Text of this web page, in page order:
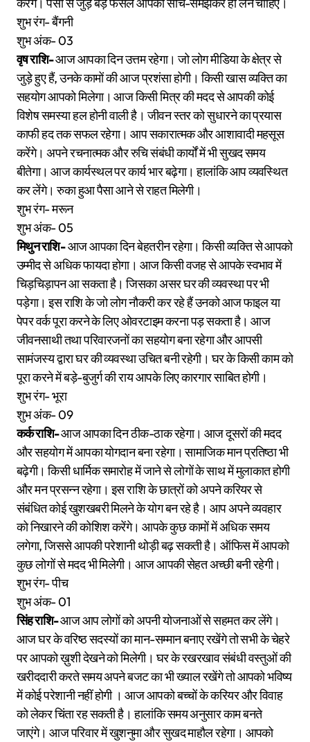
करेंगे। पैसों से जुड़े बड़े फैसले आपको सोच-समझकर ही लेने चाहिए।
शुभ रंग- बैंगनी
शुभ अंक- 03
वृष राशि-आज आपका दिन उत्तम रहेगा। जो लोग मीडिया के क्षेत्र से
जुड़े हुए हैं, उनके कामों की आज प्रशंसा होगी। किसी खास व्यक्ति का
सहयोग आपको मिलेगा। आज किसी मित्र की मदद से आपकी कोई
विशेष समस्या हल होनी वाली है। जीवन स्तर को सुधारने का प्रयास
काफी हद तक सफल रहेगा। आप सकारात्मक और आशावादी महसूस
करेंगे। अपने रचनात्मक और रुचि संबंधी कार्यों में भी सुखद समय
बीतेगा। आज कार्यस्थल पर कार्य भार बढ़ेगा। हालांकि आप व्यवस्थित
कर लेंगे। रुका हुआ पैसा आने से राहत मिलेगी।
शुभ रंग- मरून
शुभ अंक- 05
मिथुन राशि-आज आपका दिन बेहतरीन रहेगा। किसी व्यक्ति से आपको
उम्मीद से अधिक फायदा होगा। आज किसी वजह से आपके स्वभाव में
चिड़चिड़ापन आ सकता है। जिसका असर घर की व्यवस्था पर भी
पड़ेगा। इस राशि के जो लोग नौकरी कर रहे हैं उनको आज फाइल या
पेपर वर्क पूरा करने के लिए ओवरटाइम करना पड़ सकता है। आज
जीवनसाथी तथा परिवारजनों का सहयोग बना रहेगा और आपसी
सामंजस्य द्वारा घर की व्यवस्था उचित बनी रहेगी। घर के किसी काम को
पूरा करने में बड़े-बुजुर्ग की राय आपके लिए कारगार साबित होगी।
शुभ रंग- भूरा
शुभ अंक- 09
कर्क राशि-आज आपका दिन ठीक-ठाक रहेगा। आज दूसरों की मदद
और सहयोग में आपका योगदान बना रहेगा। सामाजिक मान प्रतिष्ठा भी
बढ़ेगी। किसी धार्मिक समारोह में जाने से लोगों के साथ में मुलाकात होगी
और मन प्रसन्न रहेगा। इस राशि के छात्रों को अपने करियर से
संबंधित कोई खुशखबरी मिलने के योग बन रहे है। आप अपने व्यवहार
को निखारने की कोशिश करेंगे। आपके कुछ कामों में अधिक समय
लगेगा, जिससे आपकी परेशानी थोड़ी बढ़ सकती है। ऑफिस में आपको
कुछ लोगों से मदद भी मिलेगी। आज आपकी सेहत अच्छी बनी रहेगी।
शुभ रंग- पीच
शुभ अंक- 01
सिंह राशि-आज आप लोगों को अपनी योजनाओं से सहमत कर लेंगे।
आज घर के वरिष्ठ सदस्यों का मान-सम्मान बनाए रखेंगे तो सभी के चेहरे
पर आपको ख़ुशी देखने को मिलेगी। घर के रखरखाव संबंधी वस्तुओं की
खरीददारी करते समय अपने बजट का भी ख्याल रखेंगे तो आपको भविष्य
में कोई परेशानी नहीं होगी । आज आपको बच्चों के करियर और विवाह
को लेकर चिंता रह सकती है। हालांकि समय अनुसार काम बनते
जाएंगे। आज परिवार में खुशनुमा और सुखद माहौल रहेगा। आपको